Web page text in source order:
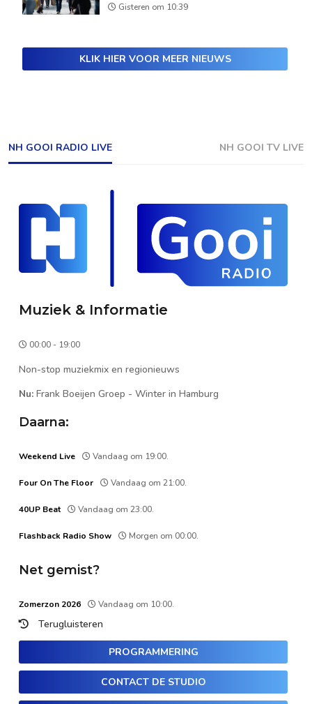
Gisteren om 10:39
KLIK HIER VOOR MEER NIEUWS
NH GOOI RADIO LIVE NH GOOI TV LIVE
Muziek & Informatie
00:00 - 19:00
Non-stop muziekmix en regionieuws
Nu: Frank Boeijen Groep - Winter in Hamburg
Daarna:
Weekend Live Vandaag om 19:00.
Four On The Floor Vandaag om 21:00.
40UP Beat Vandaag om 23:00.
Flashback Radio Show Morgen om 00:00.
Net gemist?
Zomerzon 2026 Vandaag om 10:00.
Terugluisteren
PROGRAMMERING
CONTACT DE STUDIO